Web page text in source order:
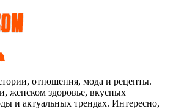
отношения, мода и рецепты.
женском здоровье, вкусных
и актуальных трендах. Интересно,